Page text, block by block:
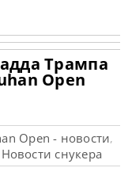
Трампа
Open
Open - новости,
Новости снукера